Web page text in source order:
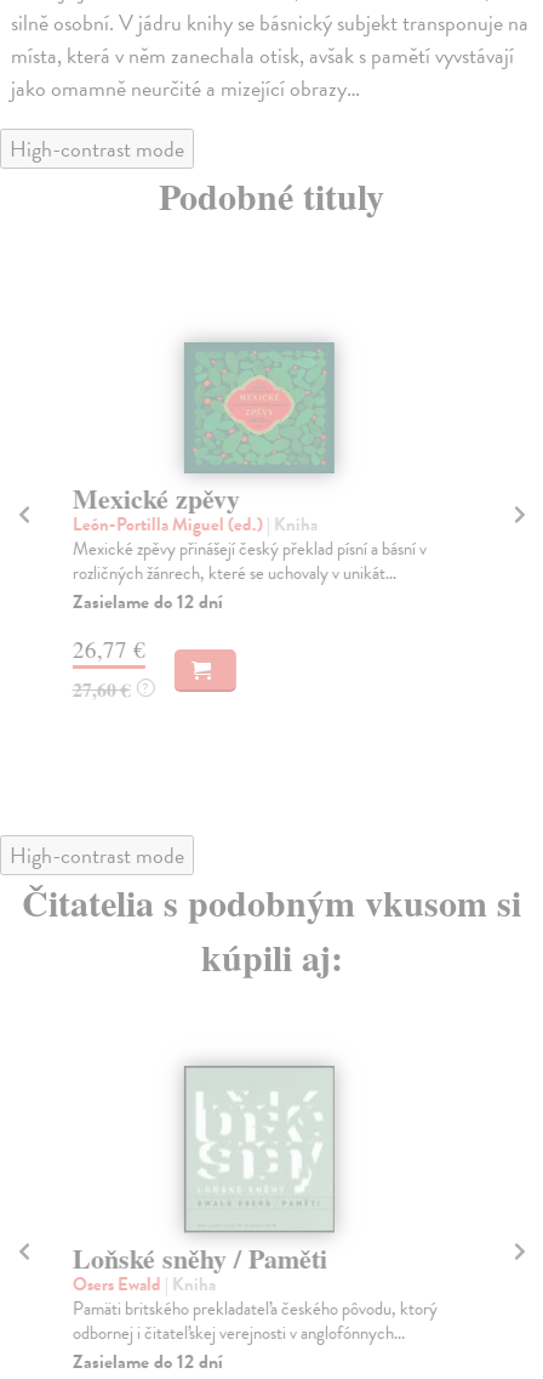
silně osobní. V jádru knihy se básnický subjekt transponuje na
místa, která v něm zanechala otisk, avšak s pamětí vyvstávají
jako omamně neurčité a mizející obrazy…
High-contrast mode
Podobné tituly
Mexické zpěvy
León-Portilla Miguel (ed.)| Kniha
Mexické zpěvy přinášejí český překlad písní a básní v
rozličných žánrech, které se uchovaly v unikát...
Zasielame do 12 dní
26,77 €
27,60 € ?
High-contrast mode
Čitatelia s podobným vkusom si
kúpili aj:
Loňské sněhy / Paměti
Osers Ewald | Kniha
Pamäti britského prekladateľa českého pôvodu, ktorý
odbornej i čitateľskej verejnosti v anglofónnych...
Zasielame do 12 dní